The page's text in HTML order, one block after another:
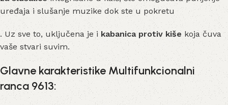
uređaja i slušanje muzike dok ste u pokretu
. Uz sve to, uključena je i kabanica protiv kiše koja čuva
vaše stvari suvim.
Glavne karakteristike Multifunkcionalni
ranca 9613: